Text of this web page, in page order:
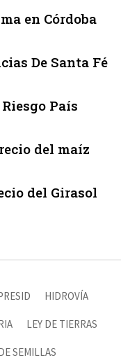
en Córdoba
De Santa Fé
Riesgo País
del maíz
del Girasol
HIDROVÍA
LEY DE TIERRAS
SEMILLAS